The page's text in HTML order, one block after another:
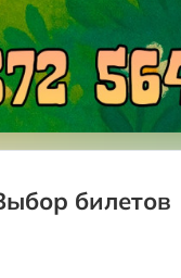
билетов